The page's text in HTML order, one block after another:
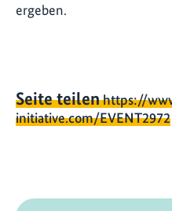
ergeben.
Seite teilenhttps://
initiative.com/EVENT2972